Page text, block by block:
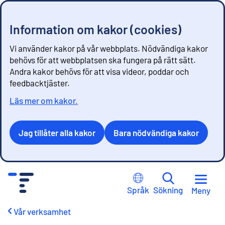
Information om kakor (cookies)
Vi använder kakor på vår webbplats. Nödvändiga kakor
behövs för att webbplatsen ska fungera på rätt sätt.
Andra kakor behövs för att visa videor, poddar och
feedbacktjäster.
Läs mer om kakor.
Jag tillåter alla kakor Bara nödvändiga kakor
Språk Sökning Meny
Vår verksamhet